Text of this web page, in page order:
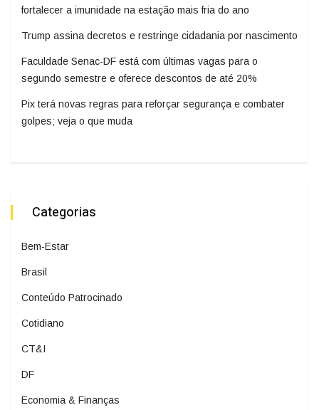
fortalecer a imunidade na estação mais fria do ano
Trump assina decretos e restringe cidadania por nascimento
Faculdade Senac-DF está com últimas vagas para o
segundo semestre e oferece descontos de até 20%
Pix terá novas regras para reforçar segurança e combater
golpes; veja o que muda
Categorias
Bem-Estar
Brasil
Conteúdo Patrocinado
Cotidiano
CT&I
DF
Economia & Finanças